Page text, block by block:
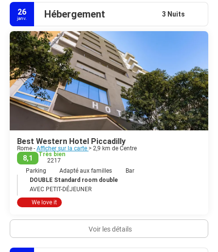
monde - rien d'étonnant à ce que vous voyez ici: le Vatican, la
fontaine de Trevi, la place Saint-Pierre, la place d'Espagne, le
Colisée ... Que vous passiez votre temps à faire du tourisme ou à
vous détendre dans les cafés À votre tour, ce sera à votre tour de
figurer dans vos vacances romaines. Si vous pouvez rester jusqu'à
une semaine, vous ne manquerez pas d'activités et vous aurez
toujours l'impression de partir trop tôt.
26
janv. Hébergement 3 Nuits
Best Western Hotel Piccadilly
Rome - Afficher sur la carte > 2,9 km de Centre
8,1
Très bien
2217
Parking
Adapté aux familles
Bar
DOUBLE Standard room double
AVEC PETIT-DÉJEUNER
We love it
Voir les détails